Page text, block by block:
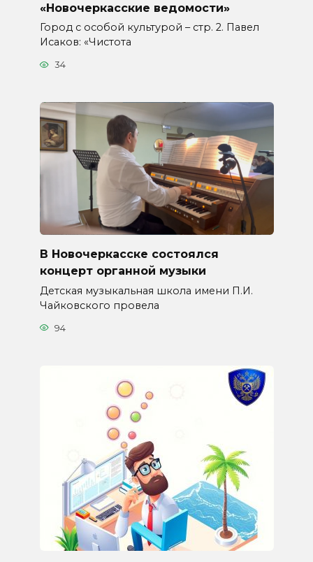
«Новочеркасские ведомости»
Город с особой культурой – стр. 2. Павел
Исаков: «Чистота
34
В Новочеркасске состоялся
концерт органной музыки
Детская музыкальная школа имени П.И.
Чайковского провела
94